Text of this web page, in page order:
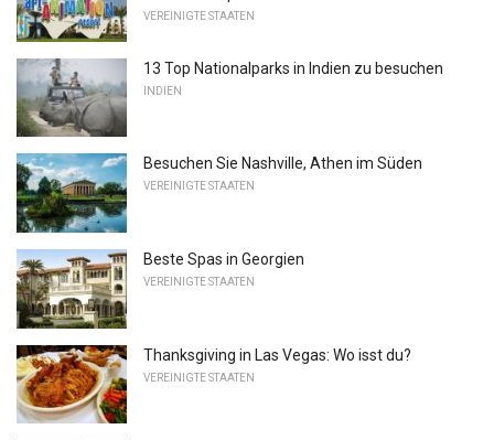
VEREINIGTE STAATEN
13 Top Nationalparks in Indien zu besuchen
INDIEN
Besuchen Sie Nashville, Athen im Süden
VEREINIGTE STAATEN
Beste Spas in Georgien
VEREINIGTE STAATEN
Thanksgiving in Las Vegas: Wo isst du?
VEREINIGTE STAATEN